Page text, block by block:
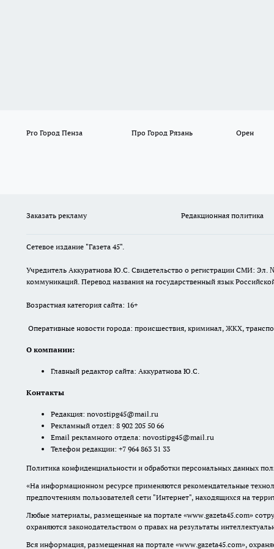
Pro Город Пенза Про Город Рязань Орен
Заказать рекламу Редакционная политика
Сетевое издание "Газета 45".
Учредитель Аккуратнова Ю.С. Свидетельство о регистрации СМИ: Эл.
коммуникаций. Перевод названия на государственный язык
Возрастная категория сайта: 16+
Оперативные новости города: происшествия, криминал, ЖКХ,
О компании:
Главный редактор сайта: Аккуратнова Ю.С.
Контакты
Редакция: novostipg45@mail.ru
Рекламный отдел: 8 902 205 50 66
Email рекламного отдела: novostipg45@mail.ru
Телефон редакции: +7 964 863 31 33
Политика конфиденциальности и обработки персональных данных
«На информационном ресурсе применяются рекомендательные
предпочтениям пользователей сети "Интернет", находящихся на
Любые материалы, размещенные на портале «www.gazeta45.com»
охраняются законодательством о правах на результаты
Вся информация, размещенная на портале «www.gazeta45.com»,